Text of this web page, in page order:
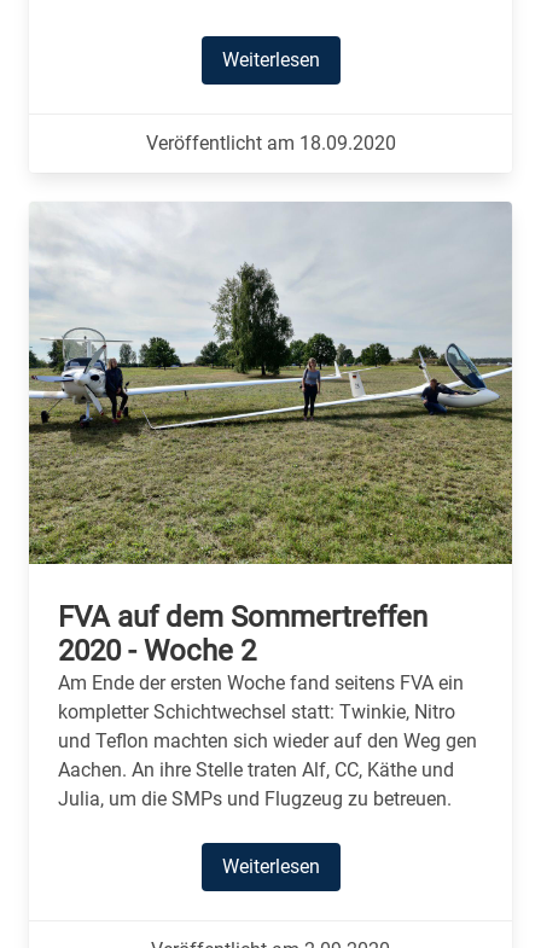
Weiterlesen
Veröffentlicht am 18.09.2020
FVA auf dem Sommertreffen
2020 - Woche 2
Am Ende der ersten Woche fand seitens FVA ein
kompletter Schichtwechsel statt: Twinkie, Nitro
und Teflon machten sich wieder auf den Weg gen
Aachen. An ihre Stelle traten Alf, CC, Käthe und
Julia, um die SMPs und Flugzeug zu betreuen.
Weiterlesen